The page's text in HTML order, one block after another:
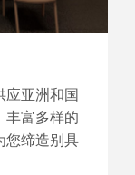
应亚洲和国
丰富多样的
您缔造别具